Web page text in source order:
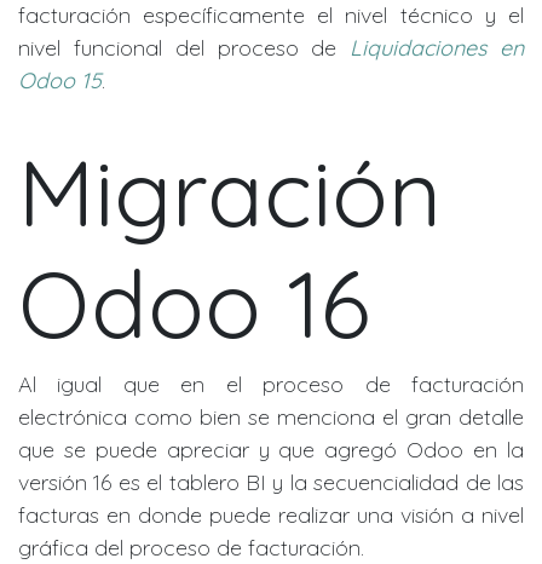
facturación específicamente el nivel técnico y el
nivel funcional del proceso de Liquidaciones en
Odoo 15.
Migración
Odoo 16
Al igual que en el proceso de facturación
electrónica como bien se menciona el gran detalle
que se puede apreciar y que agregó Odoo en la
versión 16 es el tablero BI y la secuencialidad de las
facturas en donde puede realizar una visión a nivel
gráfica del proceso de facturación.